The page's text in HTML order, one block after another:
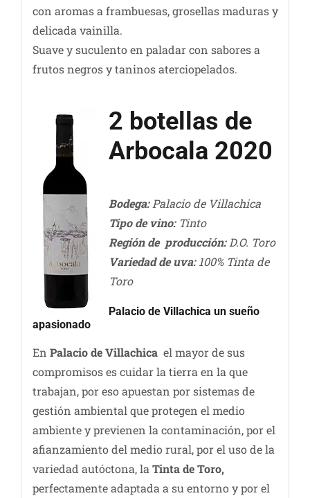
con aromas a frambuesas, grosellas maduras y
delicada vainilla.
Suave y suculento en paladar con sabores a
frutos negros y taninos aterciopelados.
2 botellas de
Arbocala 2020
Bodega:Palacio de Villachica
Tipo de vino:Tinto
Región de producción:D.O. Toro
Variedad de uva:100% Tinta de
Toro
Palacio de Villachica un sueño
apasionado
En Palacio de Villachicael mayor de sus
compromisos es cuidar la tierra en la que
trabajan, por eso apuestan por sistemas de
gestión ambiental que protegen el medio
ambiente y previenen la contaminación, por el
afianzamiento del medio rural, por el uso de la
variedad autóctona, la Tinta de Toro,
perfectamente adaptada a su entorno y por el